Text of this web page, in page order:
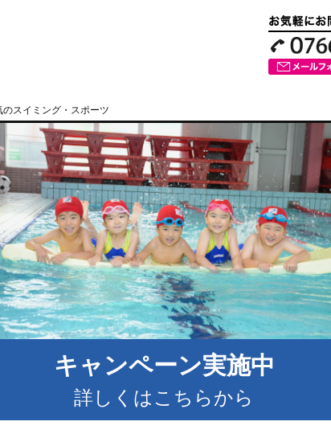
スイミング・スポーツ
キャンペーン実施中
詳しくはこちらから